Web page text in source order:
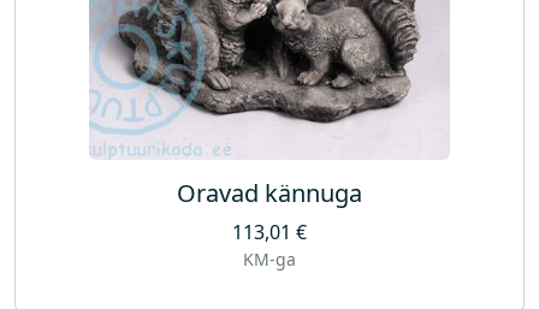
Oravad kännuga
113,01 €
KM-ga